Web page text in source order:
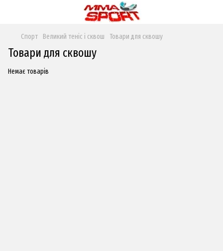
Спорт Великий теніс і сквош Товари для сквошу
Товари для сквошу
Немає товарів